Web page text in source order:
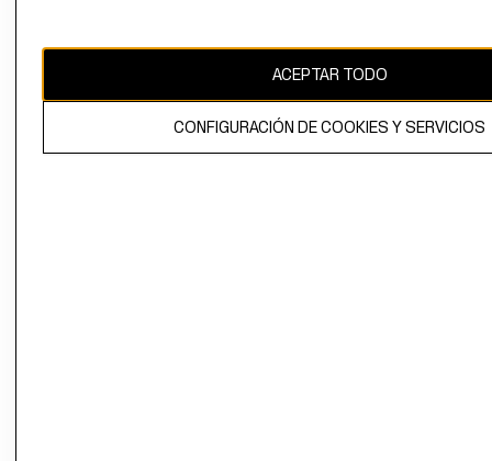
El contenido de esta página web está protegido por copyright y es
ACEPTAR TODO
CONFIGURACIÓN DE COOKIES Y SERVICIOS